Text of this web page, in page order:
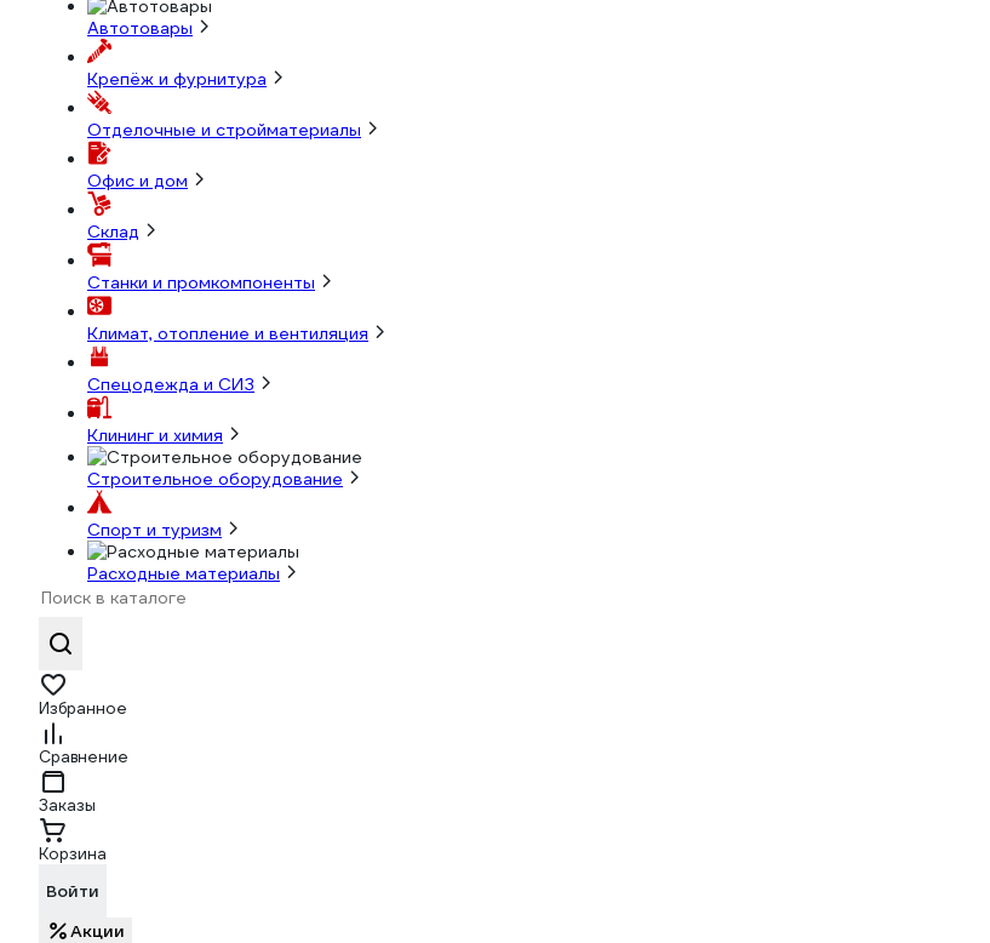
Автотовары
Крепёж и фурнитура
Отделочные и стройматериалы
Офис и дом
Склад
Станки и промкомпоненты
Климат, отопление и вентиляция
Спецодежда и СИЗ
Клининг и химия
Строительное оборудование
Спорт и туризм
Расходные материалы
Избранное
Сравнение
Заказы
Корзина
Войти
Акции